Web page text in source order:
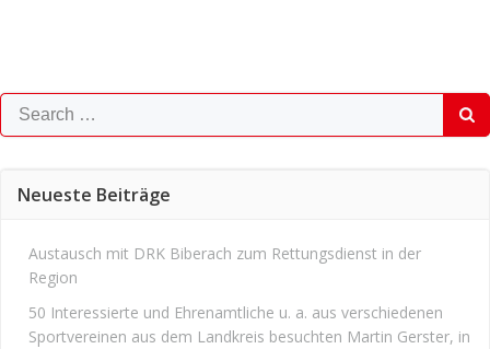
Search
for:
Neueste Beiträge
Austausch mit DRK Biberach zum Rettungsdienst in der
Region
50 Interessierte und Ehrenamtliche u. a. aus verschiedenen
Sportvereinen aus dem Landkreis besuchten Martin Gerster, in